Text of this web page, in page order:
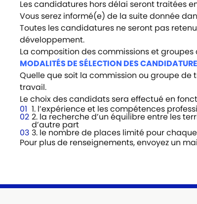
Les candidatures hors délai seront traitées
Vous serez informé(e) de la suite donnée
Toutes les candidatures ne seront pas
développement.
La composition des commissions et
MODALITÉS DE SÉLECTION DES
Quelle que soit la commission ou groupe de
travail.
Le choix des candidats sera effectué en
1. l’expérience et les compétences
2. la recherche d’un équilibre entre les
d’autre part
3. le nombre de places limité pour
Pour plus de renseignements, envoyez un